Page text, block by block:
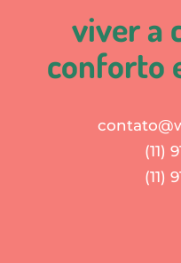
viver a
conforto
(11)
(11)